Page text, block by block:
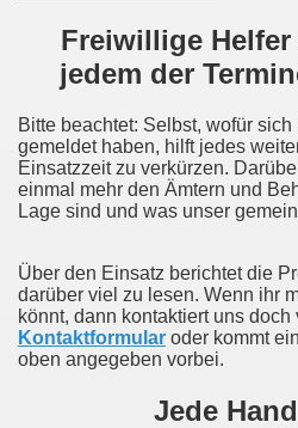
Freiwillige
jedem der
Bitte beachtet: Selbst, wofür
gemeldet haben, hilft jedes
Einsatzzeit zu verkürzen.
einmal mehr den Ämtern und
Lage sind und was unser
Über den Einsatz berichtet die
darüber viel zu lesen. Wenn ihr
könnt, dann kontaktiert uns doch
Kontaktformular oder kommt
oben angegeben vorbei.
Jede